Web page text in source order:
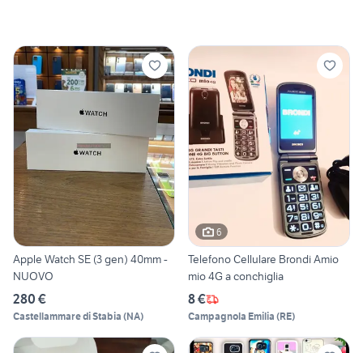
Apple Watch SE (3 gen) 40mm -
NUOVO
280 €
Castellammare di Stabia (NA)
6
Telefono Cellulare Brondi Amio
mio 4G a conchiglia
8 €
Campagnola Emilia (RE)